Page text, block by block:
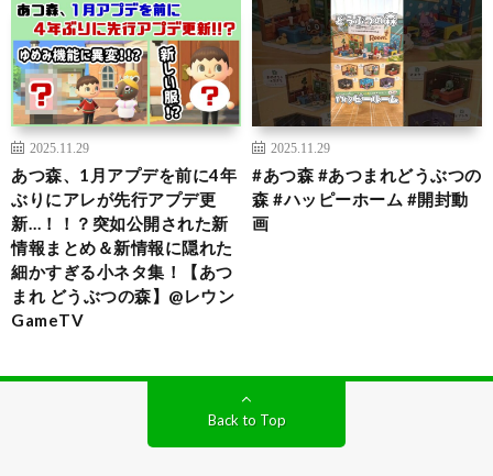
2025.11.29
あつ森、1月アプデを前に4年
ぶりにアレが先行アプデ更
新…！！？突如公開された新
情報まとめ＆新情報に隠れた
細かすぎる小ネタ集！【あつ
まれ どうぶつの森】@レウン
GameTV
2025.11.29
#あつ森 #あつまれどうぶつの
森 #ハッピーホーム #開封動
画
Back to Top